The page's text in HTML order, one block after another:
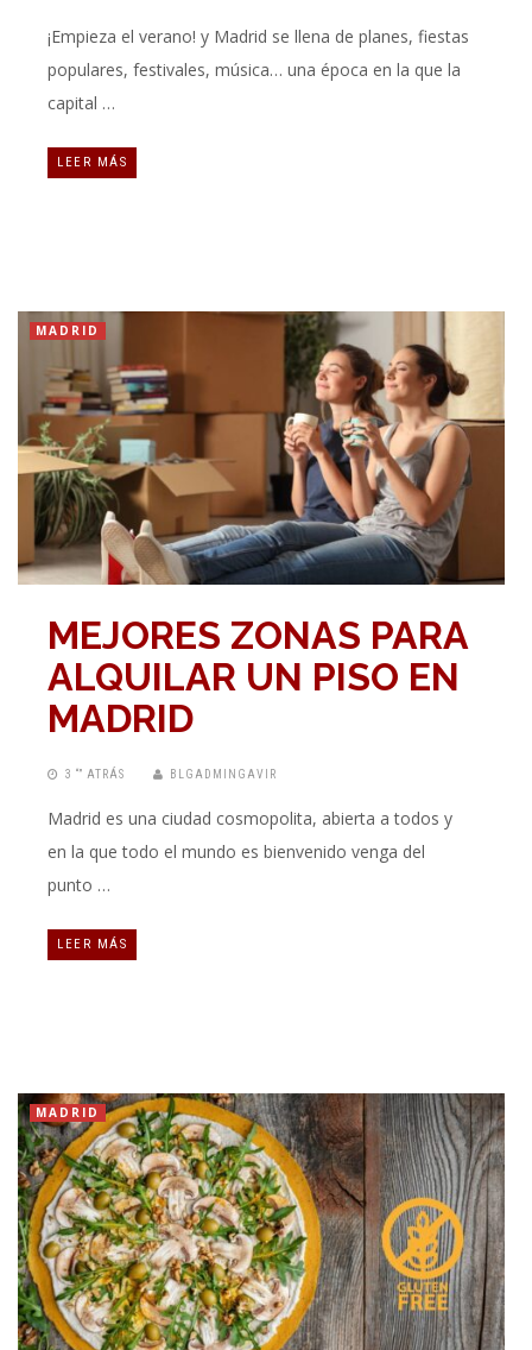
¡Empieza el verano! y Madrid se llena de planes, fiestas
populares, festivales, música… una época en la que la
capital …
LEER MÁS
MADRID
MEJORES ZONAS PARA
ALQUILAR UN PISO EN
MADRID
3 “” ATRÁS BLGADMINGAVIR
Madrid es una ciudad cosmopolita, abierta a todos y
en la que todo el mundo es bienvenido venga del
punto …
LEER MÁS
MADRID